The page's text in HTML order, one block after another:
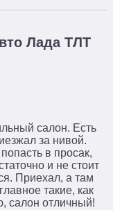
Лада ТЛТ
салон. Есть
за нивой.
в просак,
и не стоит
Приехал, а там
такие, как
салон отличный!